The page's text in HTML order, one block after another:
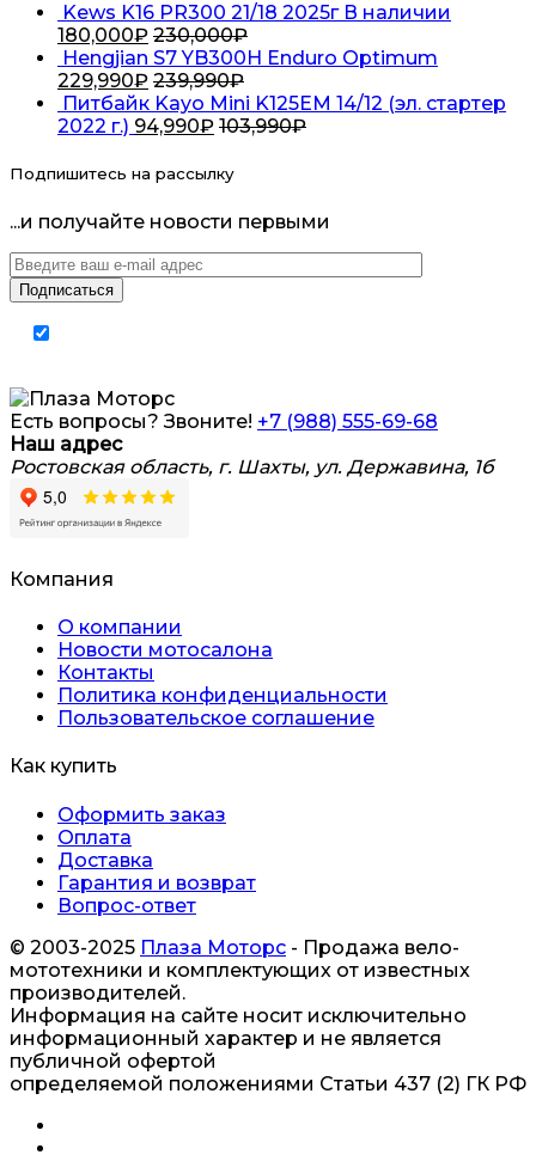
Kews K16 PR300 21/18 2025г В наличии
180,000₽ 230,000₽
Hengjian S7 YB300H Enduro Optimum
229,990₽ 239,990₽
Питбайк Kayo Mini K125EM 14/12 (эл. стартер
2022 г.) 94,990₽ 103,990₽
Подпишитесь на рассылку
...и получайте новости первыми
Есть вопросы? Звоните! +7 (988) 555-69-68
Наш адрес
Ростовская область, г. Шахты, ул. Державина, 1б
Компания
О компании
Новости мотосалона
Контакты
Политика конфиденциальности
Пользовательское соглашение
Как купить
Оформить заказ
Оплата
Доставка
Гарантия и возврат
Вопрос-ответ
© 2003-2025 Плаза Моторс - Продажа вело-
мототехники и комплектующих от известных
производителей.
Информация на сайте носит исключительно
информационный характер и не является
публичной офертой
определяемой положениями Статьи 437 (2) ГК РФ